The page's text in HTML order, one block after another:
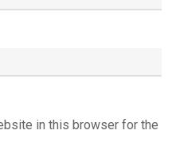
in this browser for the